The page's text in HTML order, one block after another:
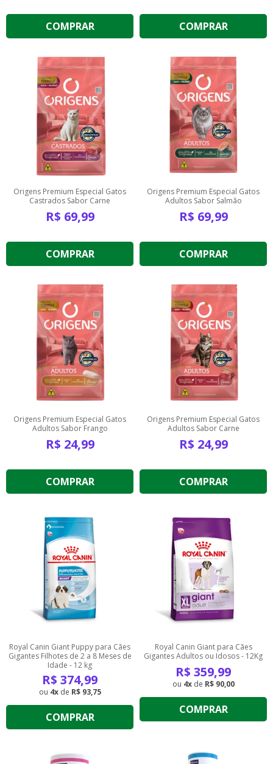
COMPRAR COMPRAR
Origens Premium Especial Gatos
Castrados Sabor Carne
R$ 69,99
COMPRAR
Origens Premium Especial Gatos
Adultos Sabor Salmão
R$ 69,99
COMPRAR
Origens Premium Especial Gatos
Adultos Sabor Frango
R$ 24,99
COMPRAR
Origens Premium Especial Gatos
Adultos Sabor Carne
R$ 24,99
COMPRAR
Royal Canin Giant Puppy para Cães
Gigantes Filhotes de 2 a 8 Meses de
Idade - 12 kg
R$ 374,99
4 de R$ 93,75
COMPRAR
Royal Canin Giant para Cães
Gigantes Adultos ou Idosos - 12Kg
R$ 359,99
4 de R$ 90,00
COMPRAR